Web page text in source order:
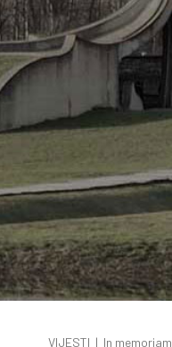
VIJESTI | In